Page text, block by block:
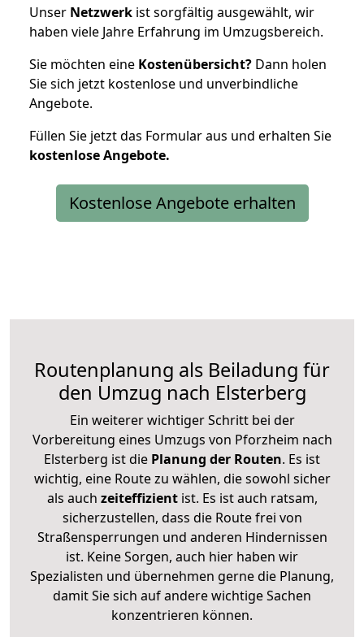
Unser Netzwerk ist sorgfältig ausgewählt, wir
haben viele Jahre Erfahrung im Umzugsbereich.
Sie möchten eine Kostenübersicht? Dann holen
Sie sich jetzt kostenlose und unverbindliche
Angebote.
Füllen Sie jetzt das Formular aus und erhalten Sie
kostenloseAngebote.
Kostenlose Angebote erhalten
Routenplanung als Beiladung für
den Umzug nach Elsterberg
Ein weiterer wichtiger Schritt bei der
Vorbereitung eines Umzugs von Pforzheim nach
Elsterberg ist die Planung der Routen. Es ist
wichtig, eine Route zu wählen, die sowohl sicher
als auch zeiteffizientist. Es ist auch ratsam,
sicherzustellen, dass die Route frei von
Straßensperrungen und anderen Hindernissen
ist. Keine Sorgen, auch hier haben wir
Spezialisten und übernehmen gerne die Planung,
damit Sie sich auf andere wichtige Sachen
konzentrieren können.